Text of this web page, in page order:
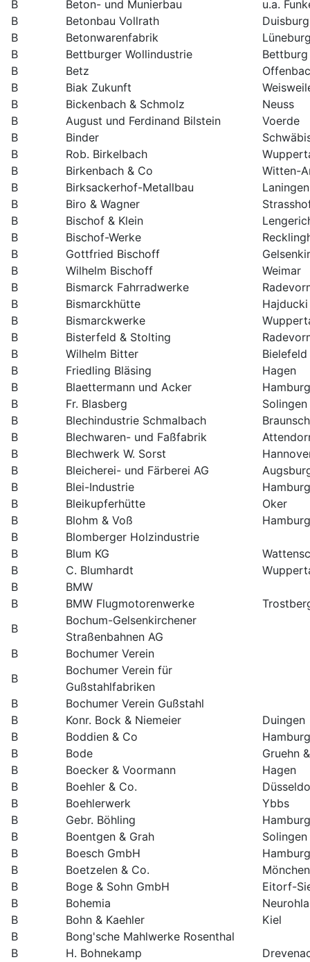
B Beton- und Munierbau
u.a.
B
Betonbau Vollrath
Duisburg
B
Betonwarenfabrik
B
Bettburger Wollindustrie
Bettburg
B
Betz
B
Biak Zukunft
B
Bickenbach & Schmolz
Neuss
B
August und Ferdinand Bilstein
Voerde
B
Binder
B
Rob. Birkelbach
B
Birkenbach & Co
Witten-
B
Birksackerhof-Metallbau
Laningen
B
Biro & Wagner
B
Bischof & Klein
B
Bischof-Werke
B
Gottfried Bischoff
B
Wilhelm Bischoff
Weimar
B
Bismarck Fahrradwerke
B
Bismarckhütte
Hajducki
B
Bismarckwerke
B
Bisterfeld & Stolting
B
Wilhelm Bitter
Bielefeld
B
Friedling Bläsing
Hagen
B
Blaettermann und Acker
Hamburg
B
Fr. Blasberg
Solingen
B
Blechindustrie Schmalbach
B
Blechwaren- und Faßfabrik
B
Blechwerk W. Sorst
B
Bleicherei- und Färberei AG
B
Blei-Industrie
B
Bleikupferhütte
Oker
B
Blohm & Voß
Hamburg
B
Blomberger Holzindustrie
B
Blum KG
B
C. Blumhardt
B
BMW
B
BMW Flugmotorenwerke
B
Bochum-Gelsenkirchener
Straßenbahnen AG
B
Bochumer Verein
B
Bochumer Verein für
Gußstahlfabriken
B
Bochumer Verein Gußstahl
B
Konr. Bock & Niemeier
Duingen
B
Boddien & Co
B
Bode
Gruehn
B
Boecker & Voormann
Hagen
B
Boehler & Co.
B
Boehlerwerk
Ybbs
B
Gebr. Böhling
Hamburg
B
Boentgen & Grah
Solingen
B
Boesch GmbH
B
Boetzelen & Co.
B
Boge & Sohn GmbH
Eitorf-
B
Bohemia
B
Bohn & Kaehler
Kiel
B
Bong'sche Mahlwerke Rosenthal
B
H. Bohnekamp